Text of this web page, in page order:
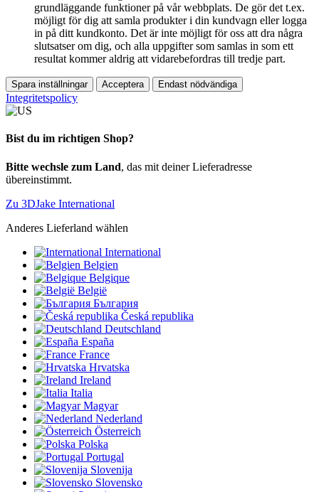
grundläggande funktioner på vår webbplats. De gör det t.ex.
möjligt för dig att samla produkter i din kundvagn eller logga
in på ditt kundkonto. Det är inte möjligt för oss att dra några
slutsatser om dig, och alla uppgifter som samlas in som ett
resultat kommer aldrig att vidarebefordras till tredje part.
Spara inställningar Acceptera Endast nödvändiga
Integritetspolicy
Bist du im richtigen Shop?
Bitte wechsle zum Land, das mit deiner Lieferadresse
übereinstimmt.
Zu 3DJake International
Anderes Lieferland wählen
International
Belgien
Belgique
België
България
Česká republika
Deutschland
España
France
Hrvatska
Ireland
Italia
Magyar
Nederland
Österreich
Polska
Portugal
Slovenija
Slovensko